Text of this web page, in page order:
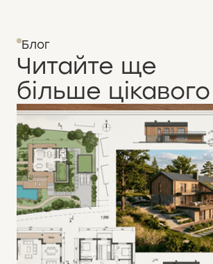
Блог
Читайте ще
більше цікавого